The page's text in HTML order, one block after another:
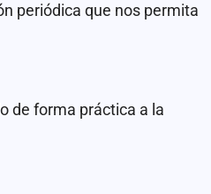
periódica que nos permita
de forma práctica a la